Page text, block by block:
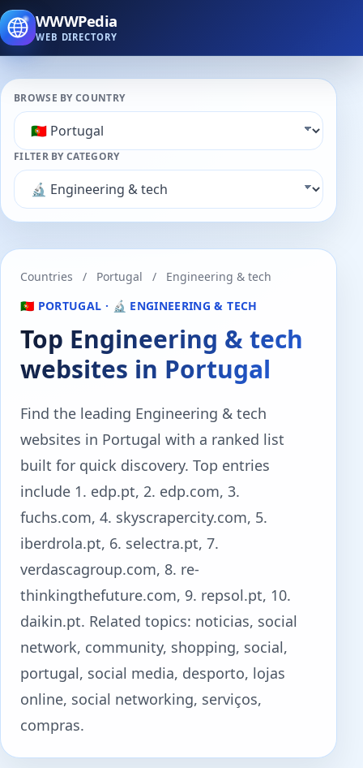
WWWPedia
WEB DIRECTORY
BROWSE BY COUNTRY
FILTER BY CATEGORY
Countries / Portugal /
Engineering & tech
🇵🇹 PORTUGAL · 🔬 ENGINEERING & TECH
Top Engineering & tech
websites in Portugal
Find the leading Engineering & tech
websites in Portugal with a ranked list
built for quick discovery. Top entries
include 1. edp.pt, 2. edp.com, 3.
fuchs.com, 4. skyscrapercity.com, 5.
iberdrola.pt, 6. selectra.pt, 7.
verdascagroup.com, 8. re-
thinkingthefuture.com, 9. repsol.pt, 10.
daikin.pt. Related topics: noticias, social
network, community, shopping, social,
portugal, social media, desporto, lojas
online, social networking, serviços,
compras.